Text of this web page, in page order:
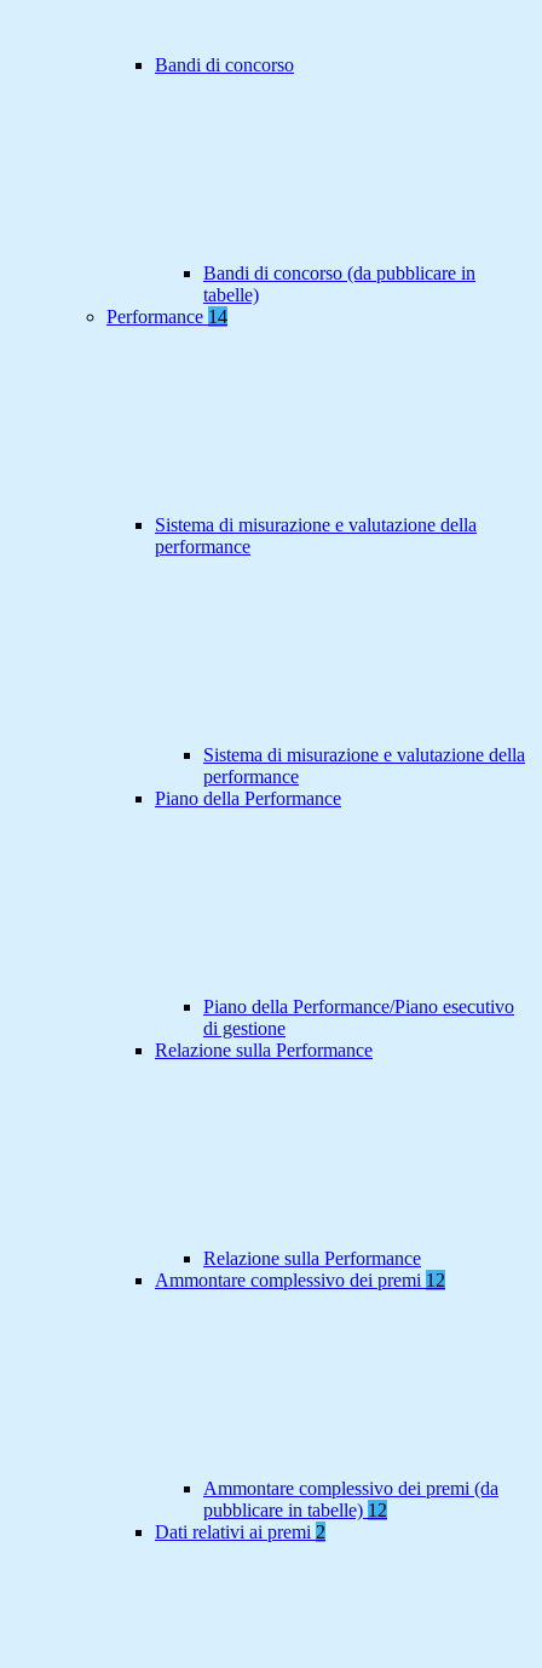
Bandi di concorso
Bandi di concorso (da pubblicare in
tabelle)
Performance 14
Sistema di misurazione e valutazione della
performance
Sistema di misurazione e valutazione della
performance
Piano della Performance
Piano della Performance/Piano esecutivo
di gestione
Relazione sulla Performance
Relazione sulla Performance
Ammontare complessivo dei premi 12
Ammontare complessivo dei premi (da
pubblicare in tabelle) 12
Dati relativi ai premi 2